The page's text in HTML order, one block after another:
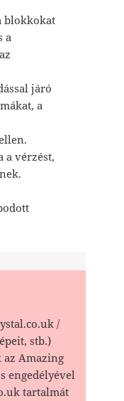
blokkokat
a
járó
a
a vérzést,
/
stb.)
az Amazing
engedélyével
tartalmát